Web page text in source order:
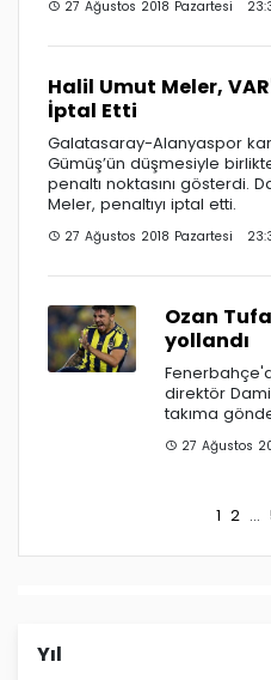
27 Ağustos 2018 Pazartesi
Halil Umut Meler,
İptal Etti
Galatasaray-Alanyaspor
Gümüş’ün düşmesiyle
penaltı noktasını gösterdi.
Meler, penaltıyı iptal etti.
27 Ağustos 2018 Pazartesi
Ozan
yollandı
direktör
takıma
27 Ağustos
1 2 ...
Yıl